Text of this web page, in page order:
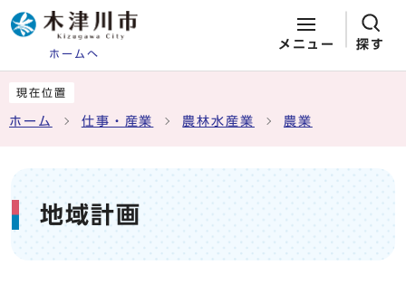
ホームへ
メニュー 探す
現在位置
ホーム 仕事・産業 農林水産業 農業
地域計画